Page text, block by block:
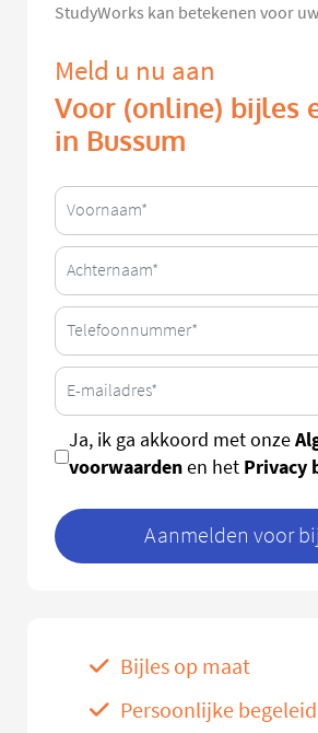
StudyWorks kan betekenen voor
Meld u nu aan
Voor (online) bijles
in Bussum
Ja, ik ga akkoord met onze
voorwaardenen het Privacy
Aanmelden voor
Bijles op maat
Persoonlijke